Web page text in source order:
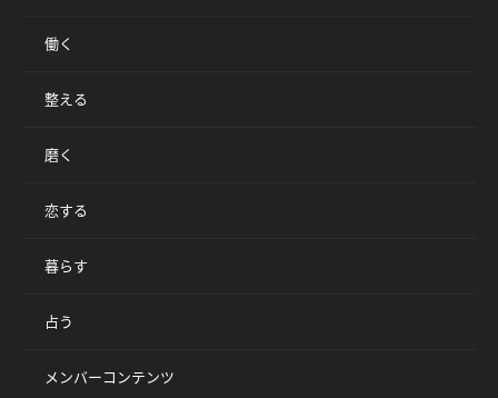
働く
整える
磨く
恋する
暮らす
占う
メンバーコンテンツ